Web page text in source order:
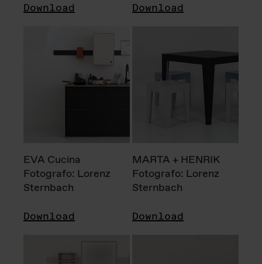
Download Download
EVA Cucina
Fotografo: Lorenz
Sternbach
Download
MARTA + HENRIK
Fotografo: Lorenz
Sternbach
Download